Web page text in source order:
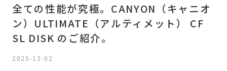
全ての性能が究極。CANYON（キャニオ
ン）ULTIMATE（アルティメット） CF
SL DISK のご紹介。
2025-12-02